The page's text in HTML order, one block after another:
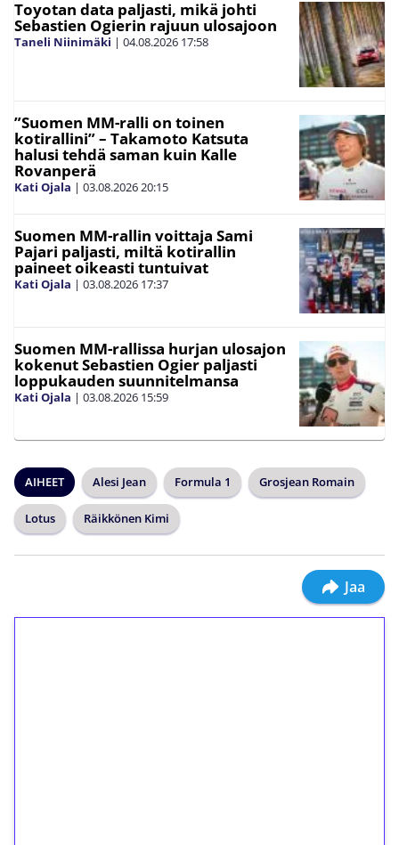
Toyotan data paljasti, mikä johti
Sebastien Ogierin rajuun ulosajoon
Taneli Niinimäki | 04.08.2026 17:58
”Suomen MM-ralli on toinen
kotirallini” – Takamoto Katsuta
halusi tehdä saman kuin Kalle
Rovanperä
Kati Ojala | 03.08.202620:15
Suomen MM-rallin voittaja Sami
Pajari paljasti, miltä kotirallin
paineet oikeasti tuntuivat
Kati Ojala | 03.08.2026 17:37
Suomen MM-rallissa hurjan ulosajon
kokenut Sebastien Ogier paljasti
loppukauden suunnitelmansa
Kati Ojala | 03.08.2026 15:59
AIHEET Alesi Jean Formula 1 Grosjean Romain
Lotus Räikkönen Kimi
Jaa